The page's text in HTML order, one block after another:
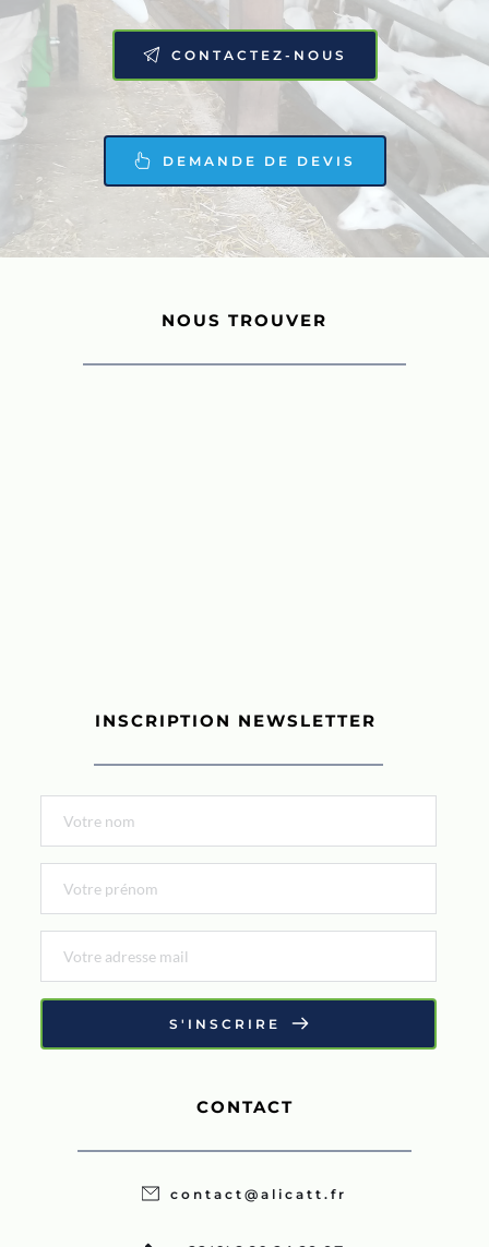
CONTACTEZ-NOUS
DEMANDE DE DEVIS
NOUS TROUVER
INSCRIPTION NEWSLETTER
S'INSCRIRE
CONTACT
contact@alicatt.fr